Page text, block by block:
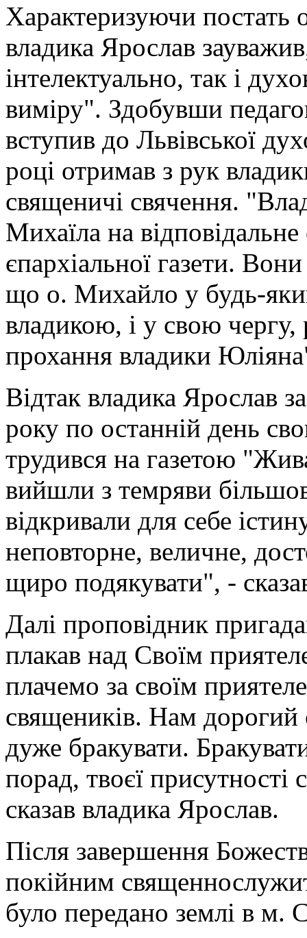
Характеризуючи
владика Ярослав
інтелектуально, так і
виміру". Здобувши
вступив до Львівської
році отримав з рук
священичі свячення.
Михаїла на
єпархіальної газети.
що о. Михайло у будь-
владикою, і у свою чергу,
прохання владики
Відтак владика Ярослав
року по останній день
трудився на газетою
вийшли з темряви
відкривали для себе
неповторне, величне,
щиро подякувати", -
Далі проповідник
плакав над Своїм
плачемо за своїм
священиків. Нам
дуже бракувати.
порад, твоєї присутності
сказав владика Ярослав.
Після завершення
покійним
було передано землі в м.